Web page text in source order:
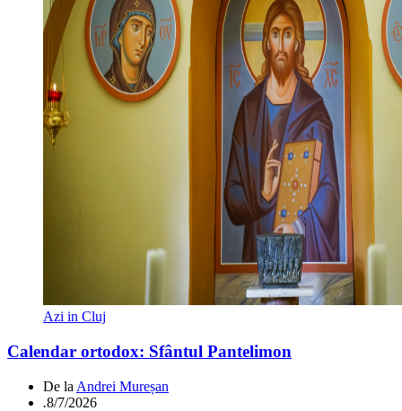
Azi in Cluj
Calendar ortodox: Sfântul Pantelimon
De la Andrei Mureșan
.8/7/2026